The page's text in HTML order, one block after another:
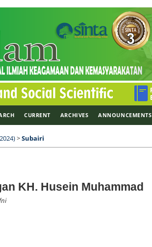
CURRENT ARCHIVES ANNOUNCEMENTS
>Subairi
KH. Husein Muhammad